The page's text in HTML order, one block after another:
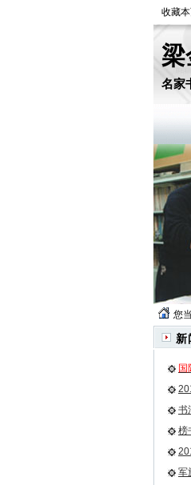
收藏
名家
您
新
国
牛
二
加
书
榜
之
名
军